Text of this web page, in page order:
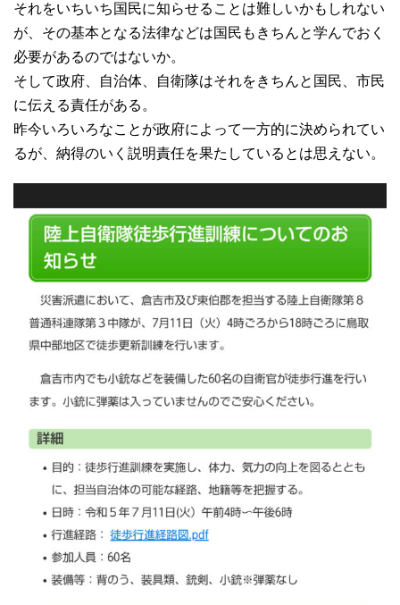
それをいちいち国民に知らせることは難しいかもしれない
が、その基本となる法律などは国民もきちんと学んでおく
必要があるのではないか。
そして政府、自治体、自衛隊はそれをきちんと国民、市民
に伝える責任がある。
昨今いろいろなことが政府によって一方的に決められてい
るが、納得のいく説明責任を果たしているとは思えない。